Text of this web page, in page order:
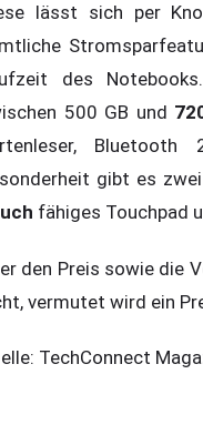
lässt sich per
des
500 GB und
gibt es zwei
fähiges Touchpad
den Preis sowie die
vermutet wird ein
TechConnect